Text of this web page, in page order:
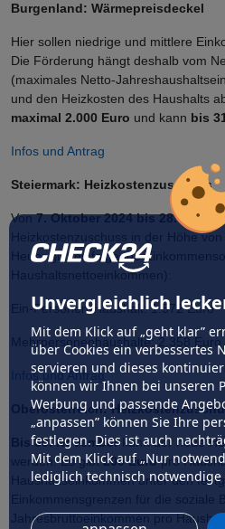
Unvergleichlich
Mit dem Klick auf „geht klar”
über Cookies ein verbessertes
servieren und dieses
können wir Ihnen bei unseren
Werbung und passende
„anpassen” können Sie Ihre
festlegen. Dies ist auch
Mit dem Klick auf „Nur
lediglich technisch notwendige
Burgenland: Wärmepreisdeckel
Hier sollen niedrige und mittlere
Die Förderung hängt deshalb vom
(maximales Netto-
und den Heizkosten des Haushalts
maximal 2.000 Euro und kann bis
Infos und Antrag
Steiermark: Heizkostenzuschuss
Von7. Oktober 2024 bis 28.
Heizkostenzuschuss in der Höhe von
Heuer gibt es folgende
Haushaltsnettoeinkommen):
Ein-Personen-Haushalt: 1.572 Euro
Mehrpersonenhaushalte: 2.358 Euro
Infos und Antrag
Oberösterreich:
Bis 30. Novemberkann der neue
werden. Es gibt200 Europro
Haushaltseinkommen unter den
Jahresbruttoeinkommen pro